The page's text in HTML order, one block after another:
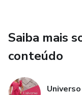
Saiba mais
conteúdo